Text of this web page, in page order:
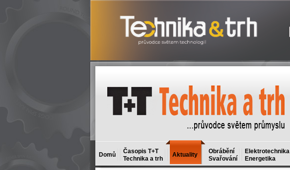
Domů
Časopis T+T
Technika a trh
Aktuality
Obrábění
Svařování
Elektrotechnika
Energetika